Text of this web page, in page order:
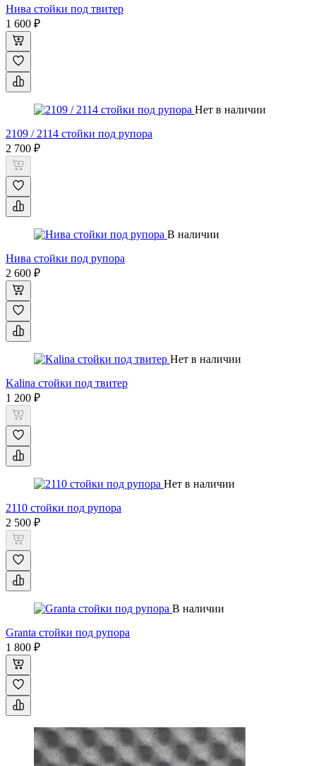
Нива стойки под твитер
1 600 ₽
Нет в наличии
2109 / 2114 стойки под рупора
2 700 ₽
В наличии
Нива стойки под рупора
2 600 ₽
Нет в наличии
Kalina стойки под твитер
1 200 ₽
Нет в наличии
2110 стойки под рупора
2 500 ₽
В наличии
Granta стойки под рупора
1 800 ₽